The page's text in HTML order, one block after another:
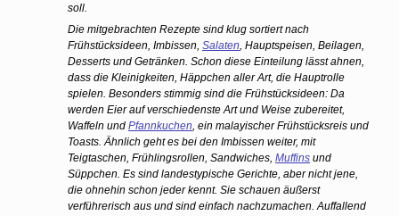
soll.
Die mitgebrachten Rezepte sind klug sortiert nach
Frühstücksideen, Imbissen, Salaten, Hauptspeisen, Beilagen,
Desserts und Getränken. Schon diese Einteilung lässt ahnen,
dass die Kleinigkeiten, Häppchen aller Art, die Hauptrolle
spielen. Besonders stimmig sind die Frühstücksideen: Da
werden Eier auf verschiedenste Art und Weise zubereitet,
Waffeln und Pfannkuchen, ein malayischer Frühstücksreis und
Toasts. Ähnlich geht es bei den Imbissen weiter, mit
Teigtaschen, Frühlingsrollen, Sandwiches, Muffins und
Süppchen. Es sind landestypische Gerichte, aber nicht jene,
die ohnehin schon jeder kennt. Sie schauen äußerst
verführerisch aus und sind einfach nachzumachen. Auffallend